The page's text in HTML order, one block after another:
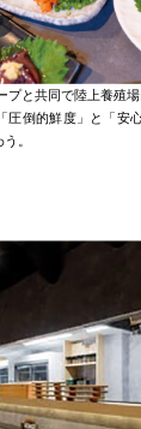
プと共同で陸上養殖場
圧倒的鮮度」と「安
。